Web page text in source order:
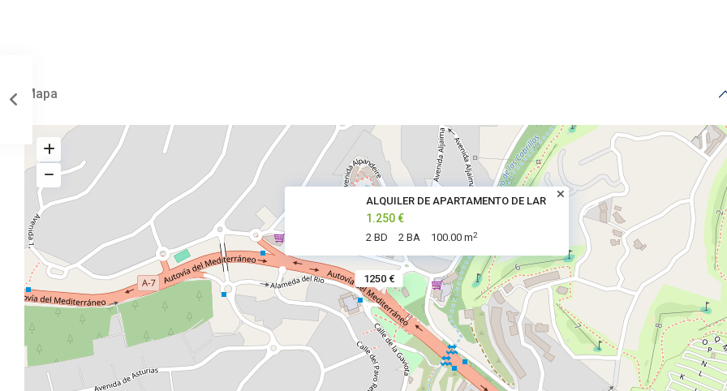
Mapa
1250 €
ALQUILER DE APARTAMENTO DE LAR
1.250 €
2 BD 2 BA 100.00 m2